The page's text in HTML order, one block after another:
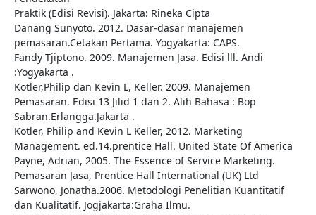
Praktik (Edisi Revisi). Jakarta: Rineka Cipta
Danang Sunyoto. 2012. Dasar-dasar manajemen
pemasaran.Cetakan Pertama. Yogyakarta: CAPS.
Fandy Tjiptono. 2009. Manajemen Jasa. Edisi lll. Andi
:Yogyakarta .
Kotler,Philip dan Kevin L, Keller. 2009. Manajemen
Pemasaran. Edisi 13 Jilid 1 dan 2. Alih Bahasa : Bop
Sabran.Erlangga.Jakarta .
Kotler, Philip and Kevin L Keller, 2012. Marketing
Management. ed.14.prentice Hall. United State Of America
Payne, Adrian, 2005. The Essence of Service Marketing.
Pemasaran Jasa, Prentice Hall International (UK) Ltd
Sarwono, Jonatha.2006. Metodologi Penelitian Kuantitatif
dan Kualitatif. Jogjakarta:Graha Ilmu.